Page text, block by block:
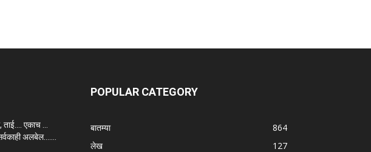
ताई…. एकाच …
अलबेल…....
POPULAR CATEGORY
बातम्या
864
लेख
127